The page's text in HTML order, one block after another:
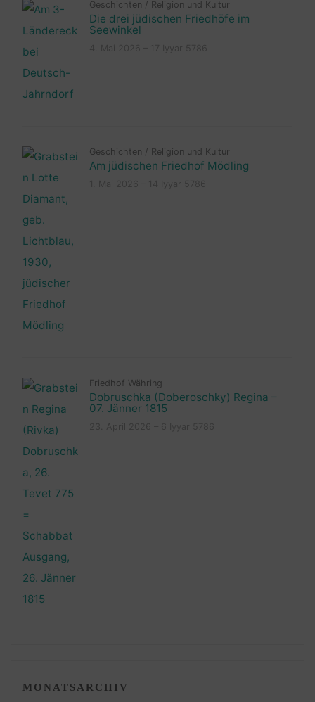
Geschichten / Religion und Kultur
Die drei jüdischen Friedhöfe im
Seewinkel
Geschichten / Religion und Kultur
Am jüdischen Friedhof Mödling
Friedhof Währing
Dobruschka (Doberoschky) Regina –
07. Jänner 1815
MONATSARCHIV